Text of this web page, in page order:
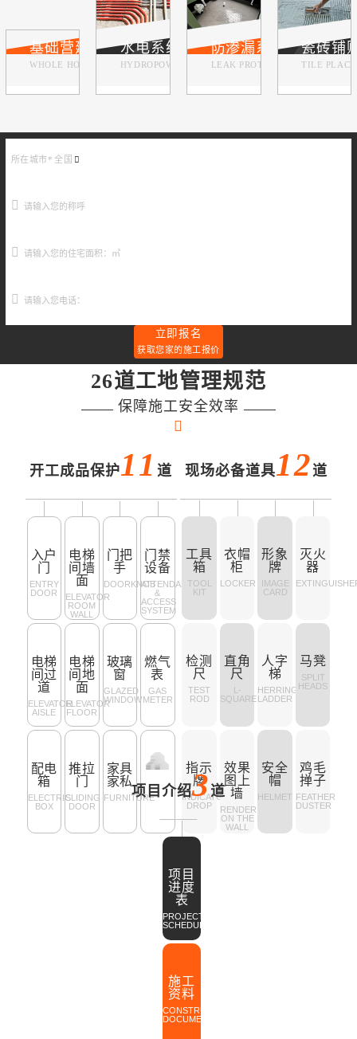
1
基础营建系统
WHOLE HOUSE CUSTOMIZATION
2
水电系统
HYDROPOWER SYSTEM
3
防渗漏系统
LEAK PROTECTION SYSTEM
4
瓷砖铺
TILE
所在城市* 全国
立即报名
获取您家的施工报价
26道工地管理规范
保障施工安全效率
开工成品保护11 道
入户
门
ENTRY
DOOR
电梯
间墙
面
ELEVATOR
ROOM
WALL
门把
手
DOORKNOB
门禁
设备
ATTENDANCE
&
ACCESS
SYSTEM
电梯
间过
道
ELEVATOR
AISLE
电梯
间地
面
ELEVATOR
FLOOR
玻璃
窗
GLAZED
WINDOW
燃气
表
GAS
METER
配电
箱
ELECTRIC
BOX
推拉
门
SLIDING
DOOR
家具
家私
FURNITURE
现场必备道具12 道
工具
箱
TOOL
KIT
衣帽
柜
LOCKER
形象
牌
IMAGE
CARD
灭火
器
检测
尺
TEST
ROD
直角
尺
L-
SQUARE
人字
梯
HERRINGBONE
LADDER
马凳
SPLIT
HEADS
指示
牌
INDICATOR
DROP
效果
图上
墙
RENDERINGS
ON THE
WALL
安全
帽
HELMET
鸡毛
掸子
FEATHER
DUSTER
项目介绍3道
项目
进度
表
PROJECT
SCHEDULE
施工
资料
CONSTRUCTION
DOCUMENT